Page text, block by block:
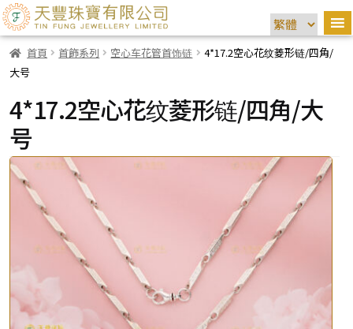
首頁 首飾系列 空心车花管首饰链
4*17.2空心花纹菱形链/四角/
大号
4*17.2空心花纹菱形链/四角/大
号